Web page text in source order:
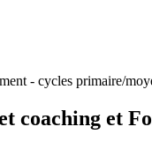
- cycles primaire/
coaching et